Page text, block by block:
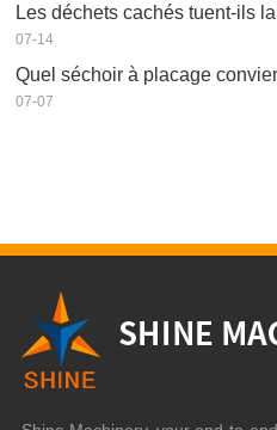
07-14
Quel séchoir à placage
07-07